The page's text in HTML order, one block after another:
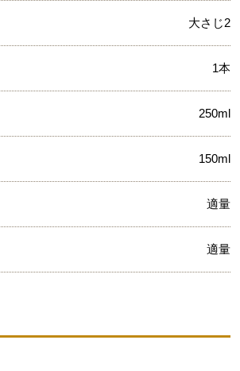
大さじ2
1本
250ml
150ml
適量
適量